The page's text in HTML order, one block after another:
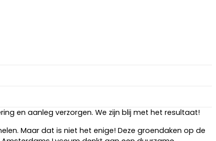
en aanleg verzorgen. We zijn blij met het resultaat!
Maar dat is niet het enige! Deze groendaken op de